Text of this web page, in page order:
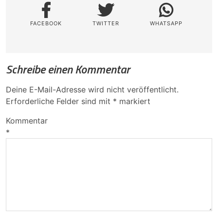
FACEBOOK TWITTER WHATSAPP
Schreibe einen Kommentar
Deine E-Mail-Adresse wird nicht veröffentlicht.
Erforderliche Felder sind mit * markiert
Kommentar
*